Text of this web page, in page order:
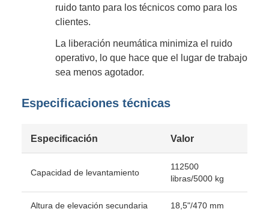
ruido tanto para los técnicos como para los
clientes.
La liberación neumática minimiza el ruido
operativo, lo que hace que el lugar de trabajo
sea menos agotador.
Especificaciones técnicas
Especificación Valor
Capacidad de levantamiento
112500
libras/5000 kg
Altura de elevación secundaria 18,5"/470 mm